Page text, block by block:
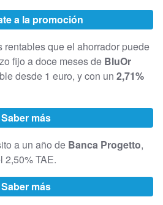
a la promoción
rentables que el ahorrador puede
fijo a doce meses de BluOr
desde 1 euro, y con un 2,71%
Saber más
a un año de Banca Progetto,
2,50% TAE.
Saber más